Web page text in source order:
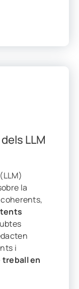
LLM
la
i
en